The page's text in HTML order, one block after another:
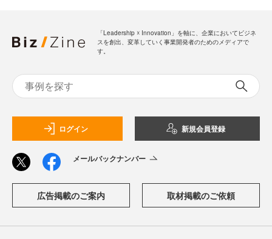
「Leadership ☓ Innovation」を軸に、企業においてビジネ
スを創出、変革していく事業開発者のためのメディアで
す。
ログイン 新規会員登録
メールバックナンバー
広告掲載のご案内 取材掲載のご依頼